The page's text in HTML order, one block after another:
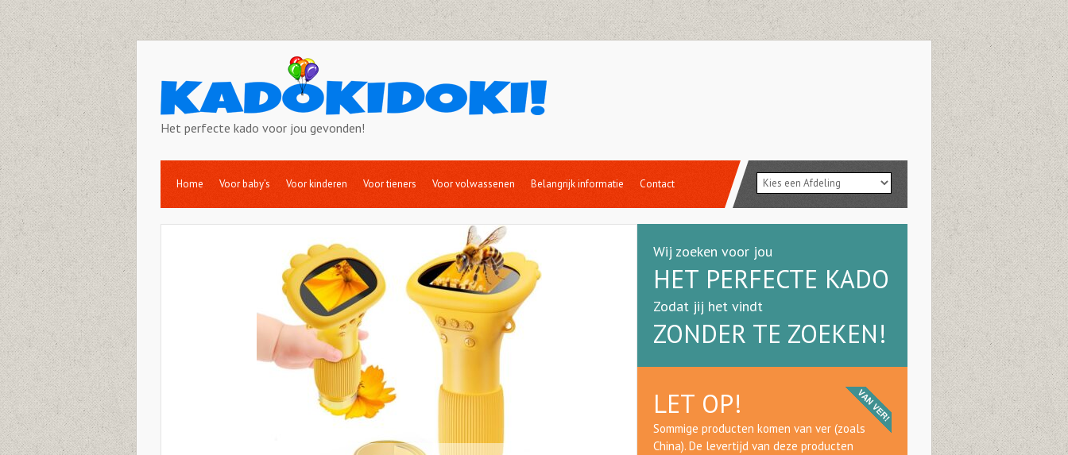
Het perfecte kado voor jou gevonden!
Home Voor baby’s Voor kinderen Voor tieners Voor volwassenen Belangrijk informatie Contact
Wij zoeken voor jou
HET PERFECTE KADO
Zodat jij het vindt
ZONDER TE ZOEKEN!
LET OP!
Sommige producten komen van ver (zoals
China). De levertijd van deze producten